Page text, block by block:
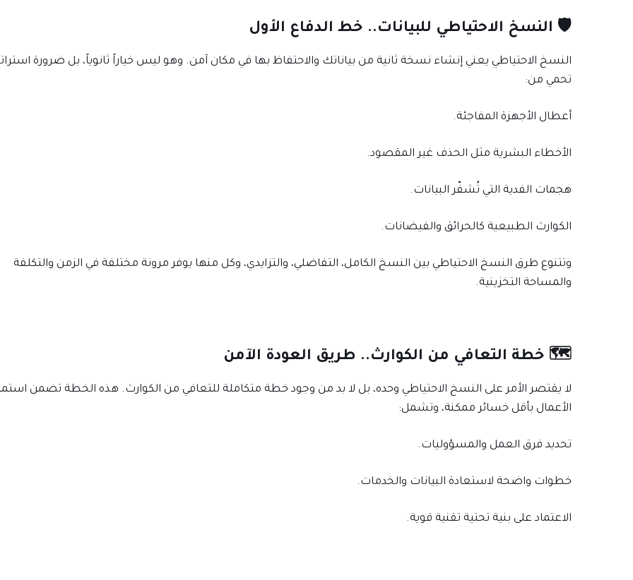
🛡️ النسخ الاحتياطي للبيانات.. خط الدفاع الأول
النسخ الاحتياطي يعني إنشاء نسخة ثانية من بياناتك والاحتفاظ بها في مكان آمن. وهو ليس خياراً ثانوياً، بل ضرورة
تحمي من:
أعطال الأجهزة المفاجئة.
الأخطاء البشرية مثل الحذف غير المقصود.
هجمات الفدية التي تُشفّر البيانات.
الكوارث الطبيعية كالحرائق والفيضانات.
وتتنوع طرق النسخ الاحتياطي بين النسخ الكامل، التفاضلي، والتزايدي، وكل منها يوفر مرونة مختلفة في الزمن والتكلفة
والمساحة التخزينية.
🗺️ خطة التعافي من الكوارث.. طريق العودة الآمن
لا يقتصر الأمر على النسخ الاحتياطي وحده، بل لا بد من وجود خطة متكاملة للتعافي من الكوارث. هذه الخطة تضمن
الأعمال بأقل خسائر ممكنة، وتشمل:
تحديد فرق العمل والمسؤوليات.
خطوات واضحة لاستعادة البيانات والخدمات.
الاعتماد على بنية تحتية تقنية قوية.